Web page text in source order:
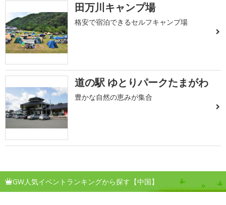
田万川キャンプ場
格安で宿泊できるセルフキャンプ場
道の駅 ゆとりパークたまがわ
豊かな自然の恵みが集合
GW人気イベントランキングから探す【中国】